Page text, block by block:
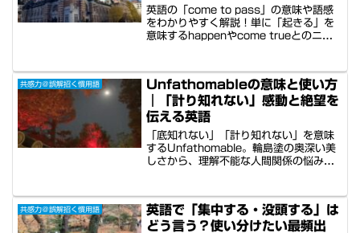
英語の「come to pass」の意味や語感
をわかりやすく解説！単に「起きる」を
意味するhappenやcome trueとのニュ
イドで使える実践的な接客フレーズまで
紹介します。
共感力＠誤解招く慣用語
Unfathomableの意味と使い方
｜「計り知れない」感動と絶望を
伝える英語
「底知れない」「計り知れない」を意味
するUnfathomable。輪島塗の奥深い美
しさから、理解不能な人間関係の悩みま
を揺さぶる例文10選を紹介。4カ国ネイ
ティブ音声＆低速版付きで、言葉の真の
深みをマスターしましょう。
共感力＠誤解招く慣用語
英語で「集中する・没頭する」は
どう言う？使い分けたい最頻出